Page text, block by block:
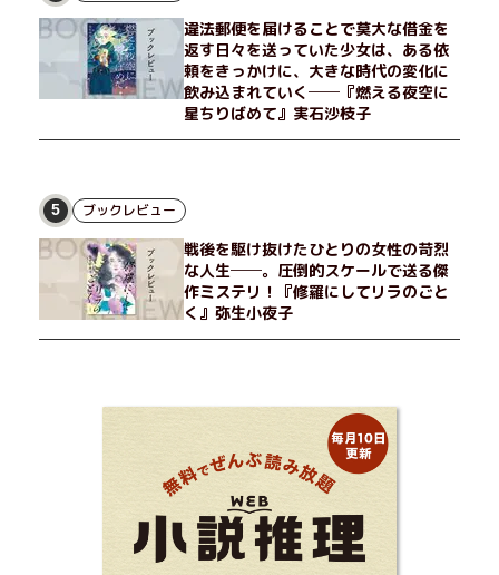
違法郵便を届けることで莫大な借金を
返す日々を送っていた少女は、ある依
頼をきっかけに、大きな時代の変化に
飲み込まれていく──『燃える夜空に
星ちりばめて』実石沙枝子
5 ブックレビュー
戦後を駆け抜けたひとりの女性の苛烈
な人生──。圧倒的スケールで送る傑
作ミステリ！『修羅にしてリラのごと
く』弥生小夜子